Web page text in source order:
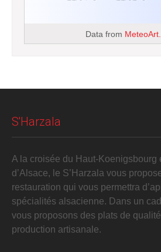
Data from
S'Harzala
A la croisée du Haut-Koenigsbourg
d’Alsace, le S’Harzala vous
restauration qui vous permettra
spécialités alsacienne. Dans un
vous proposons des plats de
production artisanale.